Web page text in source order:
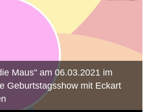
Maus" am 06.03.2021 im
Geburtstagsshow mit Eckart